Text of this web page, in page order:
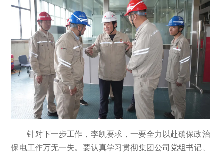
针对下一步工作，李凯要求，一要全力以赴确保政治
保电工作万无一失。要认真学习贯彻集团公司党组书记、